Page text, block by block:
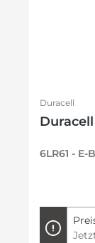
Duracell
6LR61 -